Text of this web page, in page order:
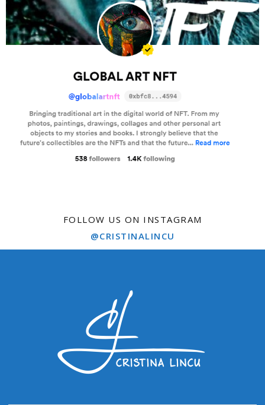
FOLLOW US ON INSTAGRAM
@CRISTINALINCU